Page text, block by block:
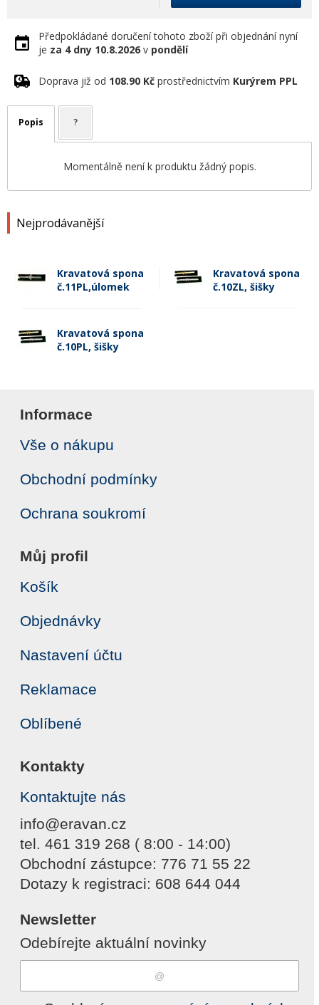
Nejprodávanější
Kravatová spona
č.11PL,úlomek
Kravatová spona
č.10ZL, šišky
Kravatová spona
č.10PL, šišky
Předpokládané doručení tohoto zboží při objednání nyní
je za 4 dny 10.8.2026 v pondělí
Doprava již od 108.90 Kč prostřednictvím Kurýrem PPL
Popis ?
Momentálně není k produktu žádný popis.
Informace
Vše o nákupu
Obchodní podmínky
Ochrana soukromí
Můj profil
Košík
Objednávky
Nastavení účtu
Reklamace
Oblíbené
Kontakty
Kontaktujte nás
info@eravan.cz
tel. 461 319 268 ( 8:00 - 14:00)
Obchodní zástupce: 776 71 55 22
Dotazy k registraci: 608 644 044
Newsletter
Odebírejte aktuální novinky